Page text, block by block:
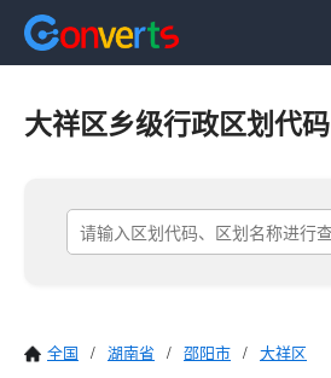
大祥区乡级行政区划代码
全国 / 湖南省 / 邵阳市 / 大祥区